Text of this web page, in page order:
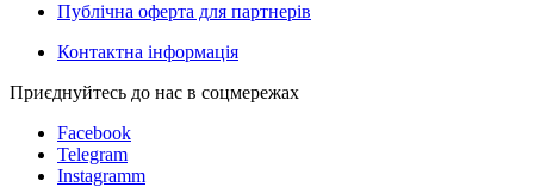
Публічна оферта для партнерів
Контактна інформація
Приєднуйтесь до нас в соцмережах
Facebook
Telegram
Instagramm